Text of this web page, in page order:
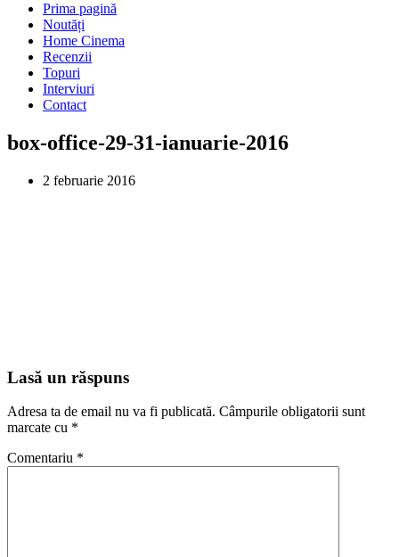
Prima pagină
Noutăți
Home Cinema
Recenzii
Topuri
Interviuri
Contact
box-office-29-31-ianuarie-2016
2 februarie 2016
Lasă un răspuns
Adresa ta de email nu va fi publicată. Câmpurile obligatorii sunt
marcate cu *
Comentariu *